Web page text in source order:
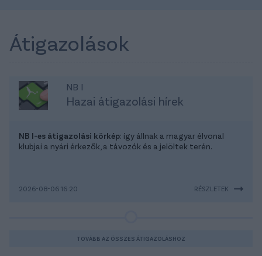
Átigazolások
NB I
Hazai átigazolási hírek
NB I-es átigazolási körkép: így állnak a magyar élvonal
klubjai a nyári érkezők, a távozók és a jelöltek terén.
2026-08-06 16:20 RÉSZLETEK
TOVÁBB AZ ÖSSZES ÁTIGAZOLÁSHOZ